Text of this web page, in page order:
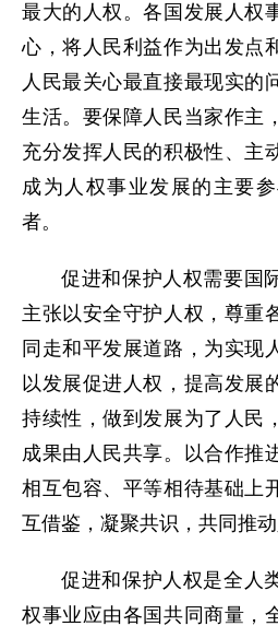
最大的人权。各国发展人权
心，将人民利益作为出发点
人民最关心最直接最现实的
生活。要保障人民当家作主
充分发挥人民的积极性、主
成为人权事业发展的主要
者。
促进和保护人权需要国
主张以安全守护人权，尊重
同走和平发展道路，为实现
以发展促进人权，提高发展
持续性，做到发展为了人民
成果由人民共享。以合作推
相互包容、平等相待基础上
互借鉴，凝聚共识，共同推
促进和保护人权是全人
权事业应由各国共同商量，